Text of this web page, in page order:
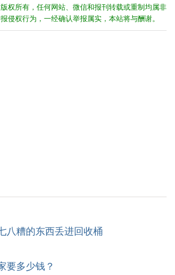
权所有，任何网站、微信和报刊转载或重制均属非
侵权行为，一经确认举报属实，本站将与酬谢。
八糟的东西丢进回收桶
要多少钱？